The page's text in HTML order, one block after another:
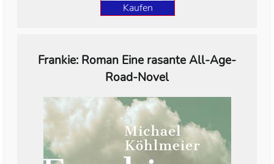
Kaufen
Frankie: Roman Eine rasante All-Age-
Road-Novel